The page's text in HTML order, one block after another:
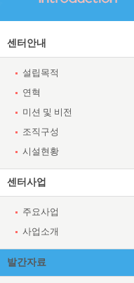
센터안내
설립목적
연혁
미션 및 비전
조직구성
시설현황
센터사업
주요사업
사업소개
발간자료